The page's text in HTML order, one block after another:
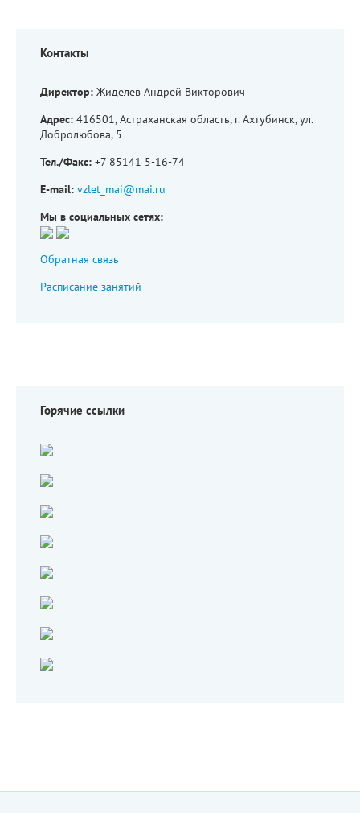
Контакты
Директор: Жиделев Андрей Викторович
Адрес: 416501, Астраханская область, г. Ахтубинск, ул.
Добролюбова, 5
Тел./Факс: +7 85141 5-16-74
E-mail: vzlet_mai@mai.ru
Мы в социальных сетях:
Обратная связь
Расписание занятий
Горячие ссылки